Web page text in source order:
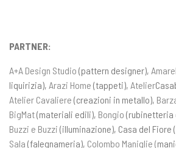
PARTNER:
A+A Design Studio (pattern designer),
liquirizia), Arazi Home (tappeti), Atelier
Atelier Cavaliere (creazioni in metallo),
BigMat(materiali edili), Bongio (rubinetteria
Buzzi e Buzzi (illuminazione), Casa del Fiore
Sala (falegnameria), Colombo Maniglie (